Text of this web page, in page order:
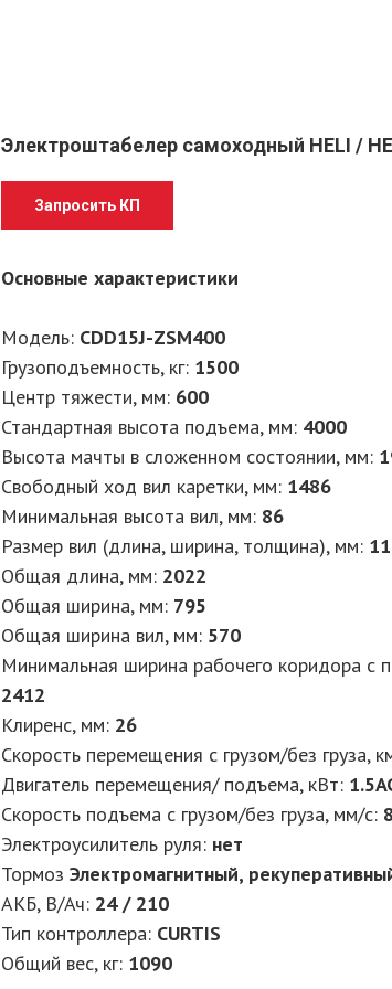
Электроштабелер самоходный HELI /
Запросить КП
Основные характеристики
Модель: CDD15J-ZSM400
Грузоподъемность, кг: 1500
Центр тяжести, мм: 600
Стандартная высота подъема, мм: 4000
Высота мачты в сложенном состоянии, мм:
Свободный ход вил каретки, мм: 1486
Минимальная высота вил, мм: 86
Размер вил (длина, ширина, толщина), мм:
Общая длина, мм: 2022
Общая ширина, мм: 795
Общая ширина вил, мм: 570
Минимальная ширина рабочего коридора с
2412
Клиренс, мм: 26
Скорость перемещения с грузом/без груза,
Двигатель перемещения/ подъема, кВт:
Скорость подъема с грузом/без груза, мм/с:
Электроусилитель руля: нет
Тормоз Электромагнитный,
АКБ, В/Ач: 24 / 210
Тип контроллера: CURTIS
Общий вес, кг: 1090